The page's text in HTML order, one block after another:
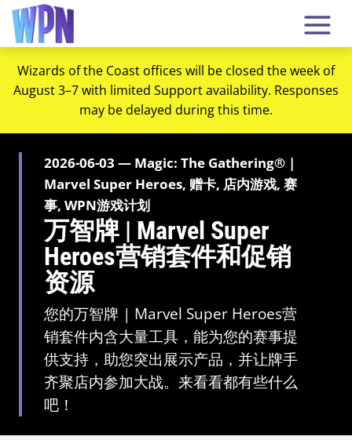
Wizards of the Coast offices will be closed the week of
August 3–7 with limited Support availability. Responses
may be delayed during this time.
2026-06-03 — Magic: The Gathering® |
Marvel Super Heroes, 赠卡, 店内游戏, 赛
事, WPN游戏计划
万智牌 | Marvel Super
Heroes营销套件和促销
资源
您的万智牌 | Marvel Super Heroes营
销套件内含大量工具，能为您的赛事提
供支持，助您突出展示产品，并让牌手
齐聚店内参加大战。来看看都有些什么
吧！